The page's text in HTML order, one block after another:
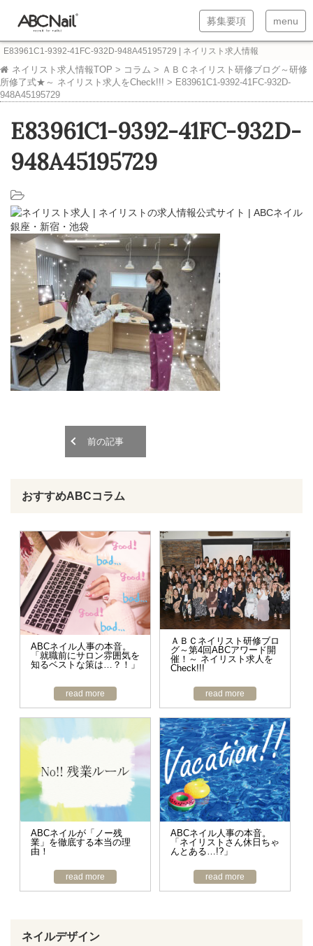
T
o
g
l
e
i
i
o
n
募集要項
T
o
g
l
e
i
menu
E83961C1-9392-41FC-932D-948A45195729 | ネイリスト求人情報
ネイリスト求人情報TOP > コラム > ＡＢＣネイリスト研修ブログ～研修
所修了式★～ ネイリスト求人をCheck!!! > E83961C1-9392-41FC-932D-
948A45195729
E83961C1-9392-41FC-932D-
948A45195729
前の記事
おすすめABCコラム
ABCネイル人事の本音。
「就職前にサロン雰囲気を
知るベストな策は…？！」
read more
ＡＢＣネイリスト研修ブロ
グ～第4回ABCアワード開
催！～ ネイリスト求人を
Check!!!
read more
ABCネイルが「ノー残
業」を徹底する本当の理
由！
read more
ABCネイル人事の本音。
「ネイリストさん休日ちゃ
んとある…!?」
read more
ネイルデザイン